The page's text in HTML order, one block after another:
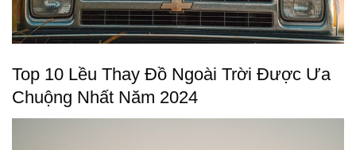
Top 10 Lều Thay Đồ Ngoài Trời Được Ưa
Chuộng Nhất Năm 2024